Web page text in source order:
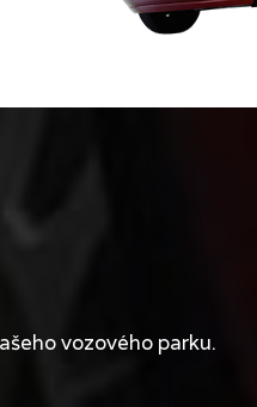
vozového parku.